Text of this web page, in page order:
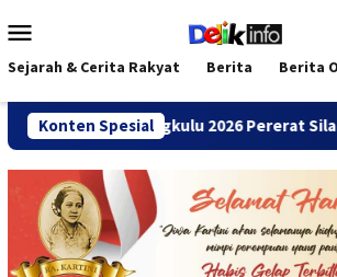
ke
kontenMobile
Sejarah & Cerita Rakyat Berita Berita
Konten Spesial
SMANDA Bengkulu 2026 Pererat